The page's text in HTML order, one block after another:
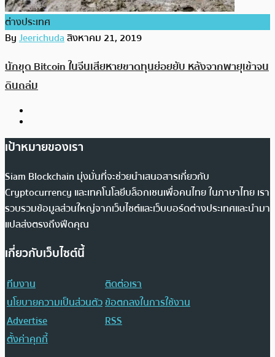
ต่างประเทศ
ByJeerichudaสิงหาคม 21, 2019
นักขุด Bitcoin ในจีนเสียหายขาดทุนย่อยยับ หลังจากพายุเข้าจน
ดินถล่ม
เป้าหมายของเรา
Siam Blockchain มุ่งมั่นที่จะช่วยนำเสนอสารเกี่ยวกับ
Cryptocurrency และเทคโนโลยีบล็อกเชนเพื่อคนไทย ในภาษาไทย เรา
รวบรวมข้อมูลส่วนใหญ่จากเว็บไซต์และเว็บบอร์ดต่างประเทศและนำมา
แปลส่งตรงถึงฟีดคุณ
เกี่ยวกับเว็บไซต์นี้
ทีมงาน
ติดต่อเรา
นโยบายความเป็นส่วนตัวข้อตกลงในการใช้งาน
Advertise
RSS
ตั้งค่าคุกกี้